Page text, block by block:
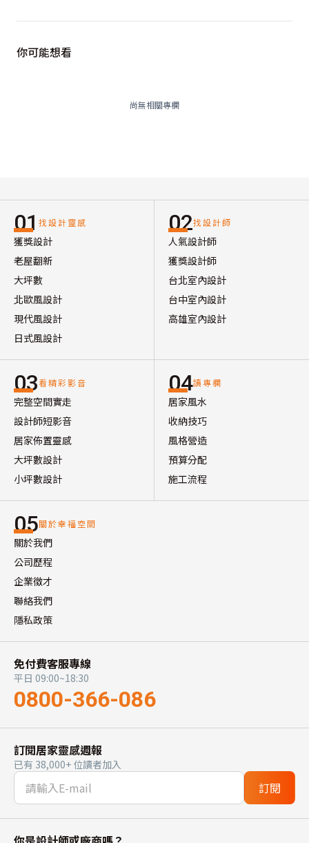
你可能想看
尚無相關專欄
01 找設計靈感
獲獎設計
老屋翻新
大坪數
北歐風設計
現代風設計
日式風設計
02找設計師
人氣設計師
獲獎設計師
台北室內設計
台中室內設計
高雄室內設計
03看精彩影音
完整空間實走
設計師短影音
居家佈置靈感
大坪數設計
小坪數設計
04讀專欄
居家風水
收納技巧
風格營造
預算分配
施工流程
05關於幸福空間
關於我們
公司歷程
企業徵才
聯絡我們
隱私政策
免付費客服專線
平日 09:00~18:30
0800-366-086
訂閱居家靈感週報
已有 38,000+ 位讀者加入
訂閱